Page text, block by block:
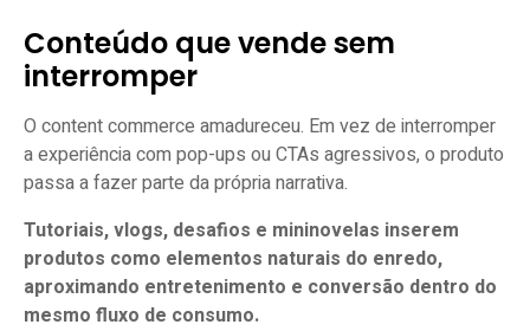
Conteúdo que vende sem
interromper
O content commerce amadureceu. Em vez de interromper
a experiência com pop-ups ou CTAs agressivos, o produto
passa a fazer parte da própria narrativa.
Tutoriais, vlogs, desafios e mininovelas inserem
produtos como elementos naturais do enredo,
aproximando entretenimento e conversão dentro do
mesmo fluxo de consumo.